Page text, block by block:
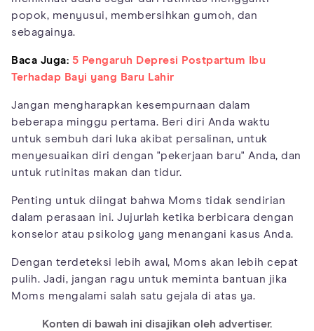
popok, menyusui, membersihkan gumoh, dan
sebagainya.
Baca Juga: 5 Pengaruh Depresi Postpartum Ibu
Terhadap Bayi yang Baru Lahir
Jangan mengharapkan kesempurnaan dalam
beberapa minggu pertama. Beri diri Anda waktu
untuk sembuh dari luka akibat persalinan, untuk
menyesuaikan diri dengan "pekerjaan baru" Anda, dan
untuk rutinitas makan dan tidur.
Penting untuk diingat bahwa Moms tidak sendirian
dalam perasaan ini. Jujurlah ketika berbicara dengan
konselor atau psikolog yang menangani kasus Anda.
Dengan terdeteksi lebih awal, Moms akan lebih cepat
pulih. Jadi, jangan ragu untuk meminta bantuan jika
Moms mengalami salah satu gejala di atas ya.
Konten di bawah ini disajikan oleh advertiser.